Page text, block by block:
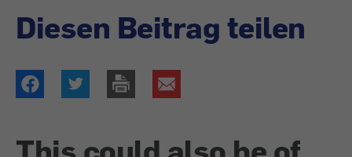
Diesen Beitrag teilen